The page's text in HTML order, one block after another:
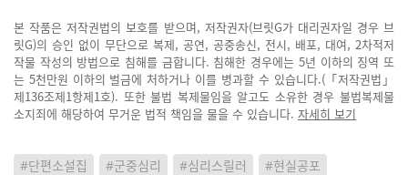
본 작품은 저작권법의 보호를 받으며, 저작권자(브릿G가 대리권자일 경우 브
릿G)의 승인 없이 무단으로 복제, 공연, 공중송신, 전시, 배포, 대여, 2차적저
작물 작성의 방법으로 침해를 금합니다. 침해한 경우에는 5년 이하의 징역 또
는 5천만원 이하의 벌금에 처하거나 이를 병과할 수 있습니다.(「저작권법」
제136조제1항제1호). 또한 불법 복제물임을 알고도 소유한 경우 불법복제물
소지죄에 해당하여 무거운 법적 책임을 물을 수 있습니다. 자세히 보기
#단편소설집 #군중심리 #심리스릴러
#현실공포